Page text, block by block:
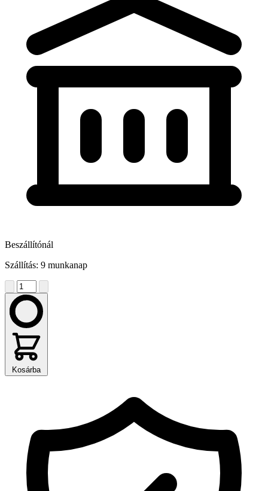
Beszállítónál
Szállítás: 9 munkanap
Kosárba